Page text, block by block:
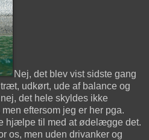
Nej, det blev vist sidste gang
udkørt, ude af balance og
det hele skyldes ikke
eftersom jeg er her pga.
hjælpe til med at ødelægge det.
os, men uden drivanker og